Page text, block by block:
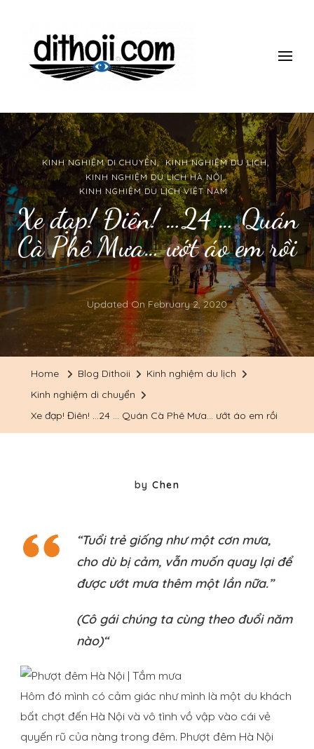
ĐI THÔII!
Du lịch một mình có gì thú vị? làm thế nào để đi một mình mà
vẫn an toàn, giá rẻ vui vẻ? Tham khảo những kinh nghiệm 10
năm đi du lịch một mình của mình nhé.
KINH NGHIỆM DI CHUYỂN
KINH NGHIỆM DU LỊCH
KINH NGHIỆM DU LỊCH HÀ NỘI
KINH NGHIỆM DU LỊCH VIỆT NAM
Xe đạp! Điên! …24 … Quán
Cà Phê Mưa… ướt áo em rồi
Updated On February 2, 2020
Home Blog Dithoii
Kinh nghiệm du lịch
Kinh nghiệm di chuyển
Xe đạp! Điên! …24 … Quán Cà Phê Mưa… ướt áo em rồi
byChen
“Tuổi trẻ giống như một cơn mưa,
cho dù bị cảm, vẫn muốn quay lại để
được ướt mưa thêm một lần nữa.”
(Cô gái chúng ta cùng theo đuổi năm
nào)“
Hôm đó mình có cảm giác như mình là một du khách
bất chợt đến Hà Nội và vô tình vồ vập vào cái vẻ
quyến rũ của nàng trong đêm. Phượt đêm Hà Nội